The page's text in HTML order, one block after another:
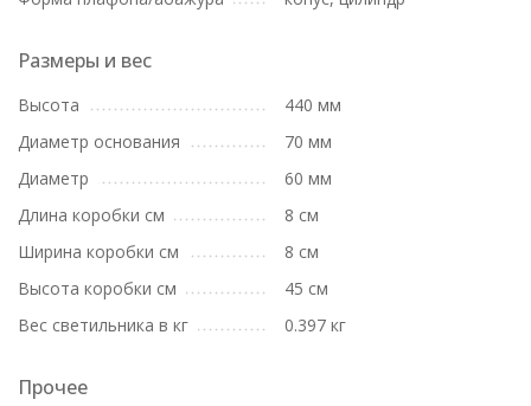
Размеры и вес
Высота
440 мм
Диаметр основания
70 мм
Диаметр
60 мм
Длина коробки см
8 см
Ширина коробки см
8 см
Высота коробки см
45 см
Вес светильника в кг
0.397 кг
Прочее